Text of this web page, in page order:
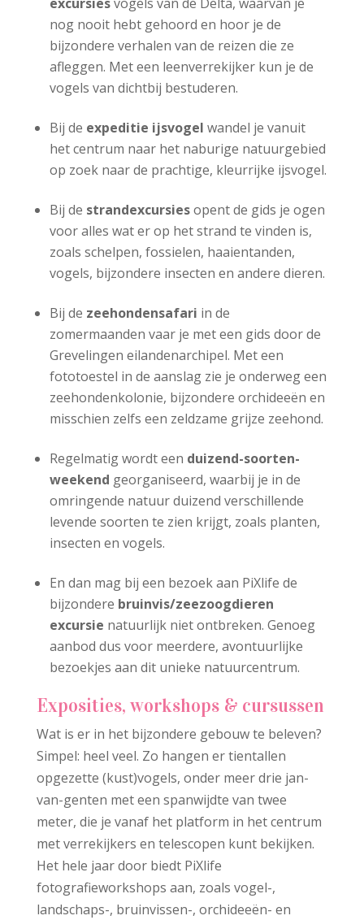
excursiesvogels van de Delta, waarvan je
nog nooit hebt gehoord en hoor je de
bijzondere verhalen van de reizen die ze
afleggen. Met een leenverrekijker kun je de
vogels van dichtbij bestuderen.
Bij de expeditie ijsvogel wandel je vanuit
het centrum naar het naburige natuurgebied
op zoek naar de prachtige, kleurrijke ijsvogel.
Bij de strandexcursiesopent de gids je ogen
voor alles wat er op het strand te vinden is,
zoals schelpen, fossielen, haaientanden,
vogels, bijzondere insecten en andere dieren.
Bij de zeehondensafari in de
zomermaanden vaar je met een gids door de
Grevelingen eilandenarchipel. Met een
fototoestel in de aanslag zie je onderweg een
zeehondenkolonie, bijzondere orchideeën en
misschien zelfs een zeldzame grijze zeehond.
Regelmatig wordt een duizend-soorten-
weekend georganiseerd, waarbij je in de
omringende natuur duizend verschillende
levende soorten te zien krijgt, zoals planten,
insecten en vogels.
En dan mag bij een bezoek aan PiXlife de
bijzondere bruinvis/zeezoogdieren
excursie natuurlijk niet ontbreken. Genoeg
aanbod dus voor meerdere, avontuurlijke
bezoekjes aan dit unieke natuurcentrum.
Exposities, workshops & cursussen
Wat is er in het bijzondere gebouw te beleven?
Simpel: heel veel. Zo hangen er tientallen
opgezette (kust)vogels, onder meer drie jan-
van-genten met een spanwijdte van twee
meter, die je vanaf het platform in het centrum
met verrekijkers en telescopen kunt bekijken.
Het hele jaar door biedt PiXlife
fotografieworkshops aan, zoals vogel-,
landschaps-, bruinvissen-, orchideeën- en